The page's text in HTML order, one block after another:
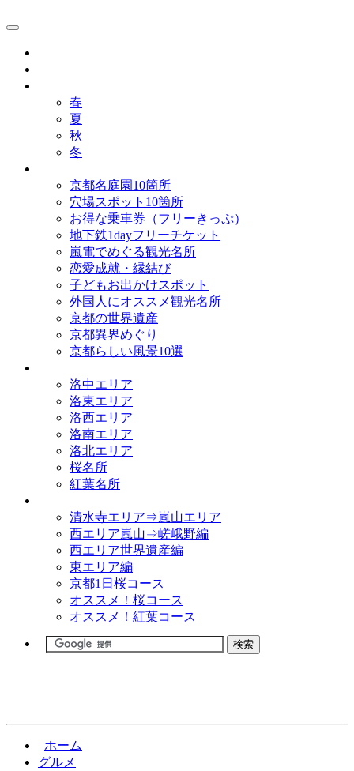
春
夏
秋
冬
京都名庭園10箇所
穴場スポット10箇所
お得な乗車券（フリーきっぷ）
地下鉄1dayフリーチケット
嵐電でめぐる観光名所
恋愛成就・縁結び
子どもお出かけスポット
外国人にオススメ観光名所
京都の世界遺産
京都異界めぐり
京都らしい風景10選
洛中エリア
洛東エリア
洛西エリア
洛南エリア
洛北エリア
桜名所
紅葉名所
清水寺エリア⇒嵐山エリア
西エリア嵐山⇒嵯峨野編
西エリア世界遺産編
東エリア編
京都1日桜コース
オススメ！桜コース
オススメ！紅葉コース
ホーム
グルメ